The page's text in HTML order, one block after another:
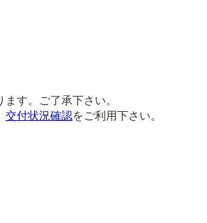
す。ご了承下さい。
交付状況確認をご利用下さい。